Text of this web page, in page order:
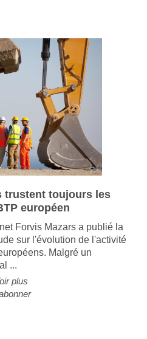
toujours les
européen
Forvis Mazars a publié la
sur l'évolution de l'activité
Malgré un
plus